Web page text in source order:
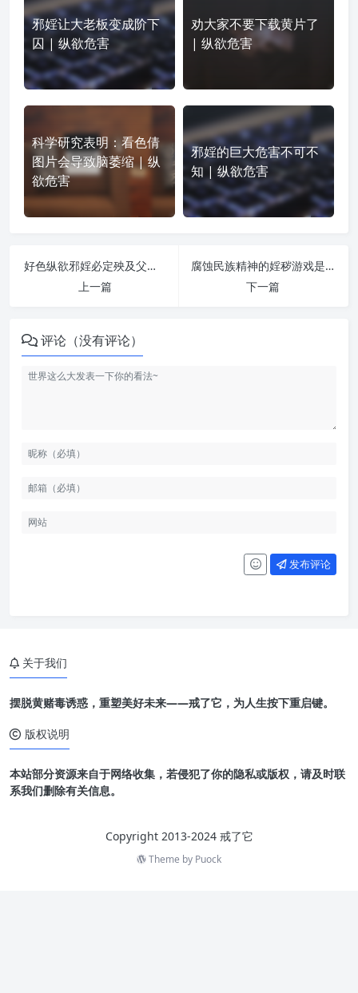
邪婬让大老板变成阶下
囚 | 纵欲危害
劝大家不要下载黄片了
| 纵欲危害
科学研究表明：看色倩
图片会导致脑萎缩 | 纵
欲危害
邪婬的巨大危害不可不
知 | 纵欲危害
好色纵欲邪婬必定殃及父母祖先和子孙后代！ | 纵欲危害
上一篇
腐蚀民族精神的婬秽游戏是鸦片 | 纵欲危害
下一篇
评论（没有评论）
发布评论
关于我们
摆脱黄赌毒诱惑，重塑美好未来——戒了它，为人生按下重启键。
版权说明
本站部分资源来自于网络收集，若侵犯了你的隐私或版权，请及时联
系我们删除有关信息。
Copyright 2013-2024 戒了它
Theme by Puock